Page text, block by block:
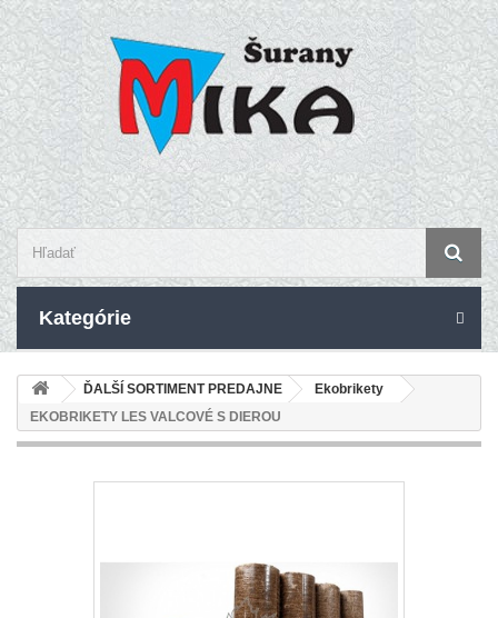
Kategórie
ĎALŠÍ SORTIMENT PREDAJNE
Ekobrikety
EKOBRIKETY LES VALCOVÉ S DIEROU